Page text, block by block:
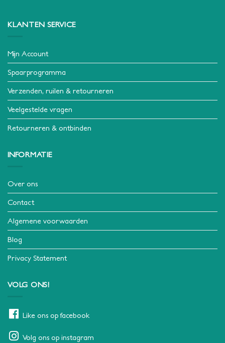
KLANTEN SERVICE
Mijn Account
Spaarprogramma
Verzenden, ruilen & retourneren
Veelgestelde vragen
Retourneren & ontbinden
INFORMATIE
Over ons
Contact
Algemene voorwaarden
Blog
Privacy Statement
VOLG ONS!
Like ons op facebook
Volg ons op instagram